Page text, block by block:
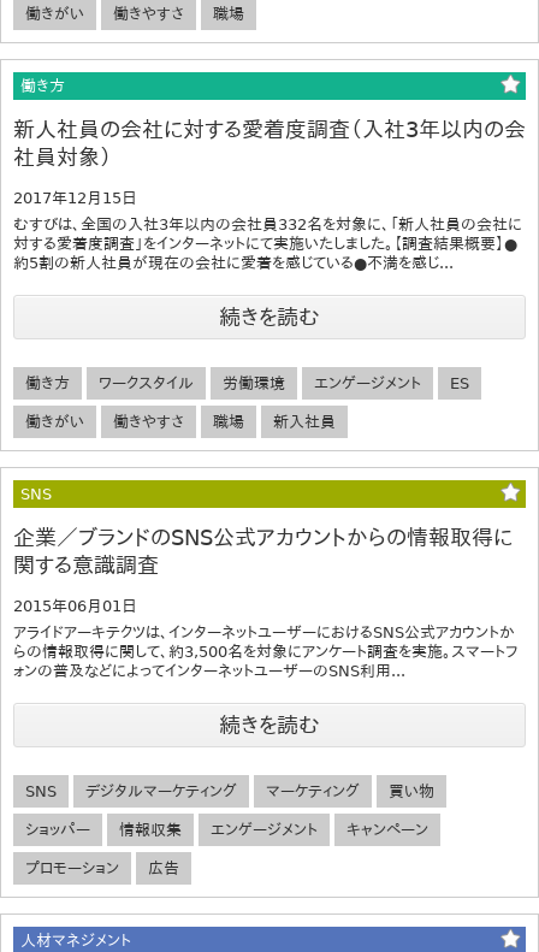
働きがい 働きやすさ 職場
働き方
新人社員の会社に対する愛着度調査（入社3年以内の会
社員対象）
2017年12月15日
むすびは、全国の入社3年以内の会社員332名を対象に、「新人社員の会社に
対する愛着度調査」をインターネットにて実施いたしました。【調査結果概要】●
約5割の新人社員が現在の会社に愛着を感じている●不満を感じ...
続きを読む
働き方 ワークスタイル 労働環境 エンゲージメント ES
働きがい 働きやすさ 職場 新入社員
SNS
企業／ブランドのSNS公式アカウントからの情報取得に
関する意識調査
2015年06月01日
アライドアーキテクツは、インターネットユーザーにおけるSNS公式アカウントか
らの情報取得に関して、約3,500名を対象にアンケート調査を実施。スマートフ
ォンの普及などによってインターネットユーザーのSNS利用...
続きを読む
SNS デジタルマーケティング マーケティング 買い物
ショッパー 情報収集 エンゲージメント キャンペーン
プロモーション 広告
人材マネジメント